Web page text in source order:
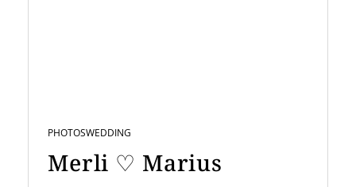
PHOTOSWEDDING
Merli ♡ Marius